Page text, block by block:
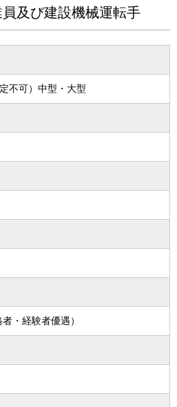
及び建設機械運転手
不可）中型・大型
・経験者優遇）